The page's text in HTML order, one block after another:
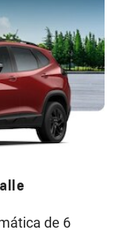
de 6